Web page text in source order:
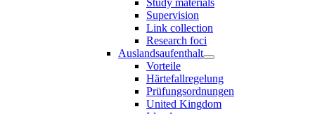
Supervision
Link collection
Research foci
Auslandsaufenthalt
Vorteile
Härtefallregelung
Prüfungsordnungen
United Kingdom